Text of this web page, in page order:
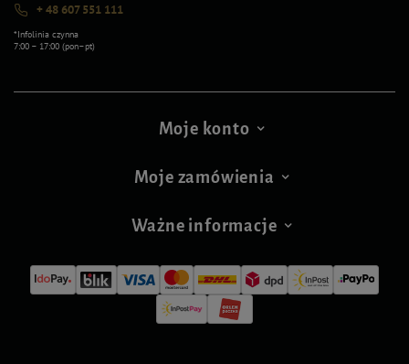
+ 48 607 551 111
*Infolinia czynna
7:00 – 17:00 (pon–pt)
Moje konto
Moje zamówienia
Ważne informacje